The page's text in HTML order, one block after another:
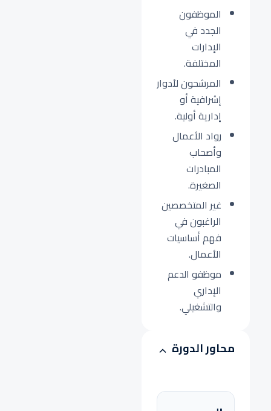
الموظفون
الجدد في
الإدارات
المختلفة.
المرشحون لأدوار
إشرافية أو
إدارية أولية.
رواد الأعمال
وأصحاب
المبادرات
الصغيرة.
غير المتخصصين
الراغبون في
فهم أساسيات
الأعمال.
موظفو الدعم
الإداري
والتشغيلي.
محاور الدورة